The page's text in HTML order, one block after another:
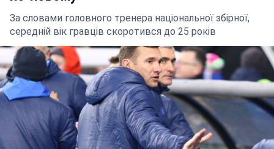
За словами головного тренера національної збірної,
середній вік гравців скоротився до 25 років